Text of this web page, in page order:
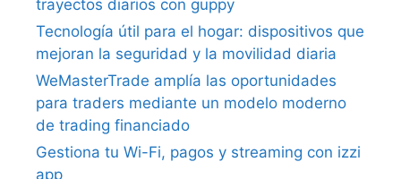
trayectos diarios con guppy
Tecnología útil para el hogar: dispositivos que
mejoran la seguridad y la movilidad diaria
WeMasterTrade amplía las oportunidades
para traders mediante un modelo moderno
de trading financiado
Gestiona tu Wi-Fi, pagos y streaming con izzi
app